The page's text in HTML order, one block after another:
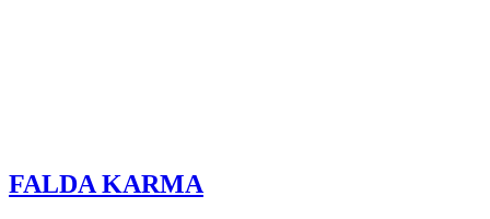
FALDA KARMA